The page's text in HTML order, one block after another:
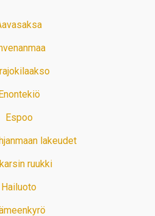
Espoo
lakeudet
ruukki
Hailuoto